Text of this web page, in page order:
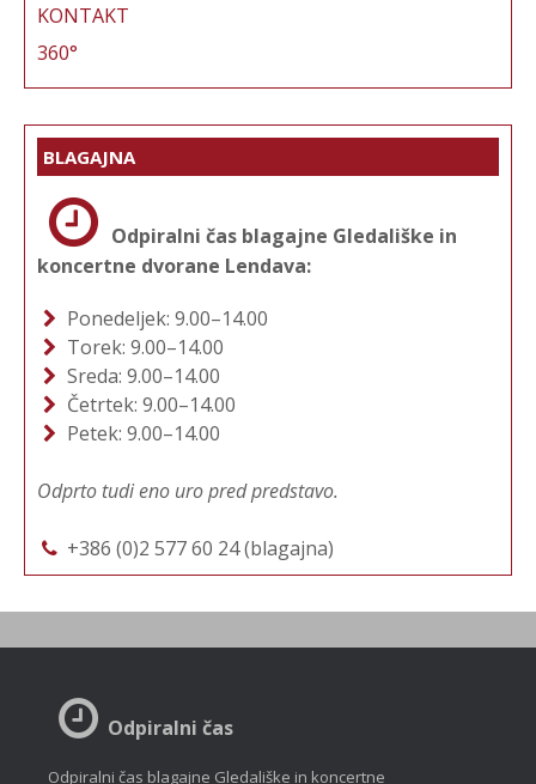
KONTAKT
360°
BLAGAJNA
Odpiralni čas blagajne Gledališke in
koncertne dvorane Lendava:
Ponedeljek: 9.00–14.00
Torek: 9.00–14.00
Sreda: 9.00–14.00
Četrtek: 9.00–14.00
Petek: 9.00–14.00
Odprto tudi eno uro pred predstavo.
+386 (0)2 577 60 24 (blagajna)
Odpiralni čas
Odpiralni čas blagajne Gledališke in koncertne